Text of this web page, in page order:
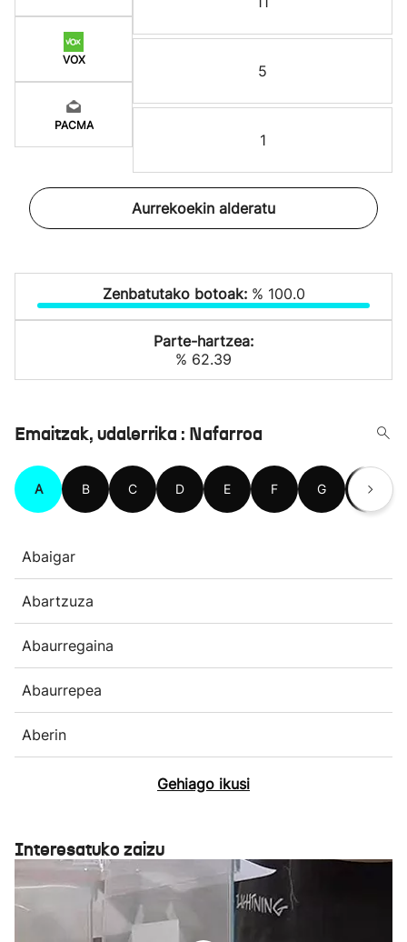
VOX
PACMA
5
1
Aurrekoekin alderatu
Zenbatutako botoak: % 100.0
Parte-hartzea:
% 62.39
Emaitzak, udalerrika : Nafarroa
A B C D E F G H
Abaigar
Abartzuza
Abaurregaina
Abaurrepea
Aberin
Gehiago ikusi
Interesatuko zaizu